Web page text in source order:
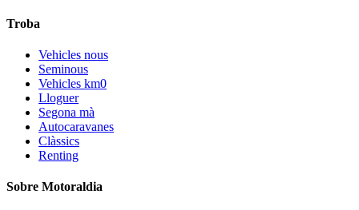
Troba
Vehicles nous
Seminous
Vehicles km0
Lloguer
Segona mà
Autocaravanes
Clàssics
Renting
Sobre Motoraldia